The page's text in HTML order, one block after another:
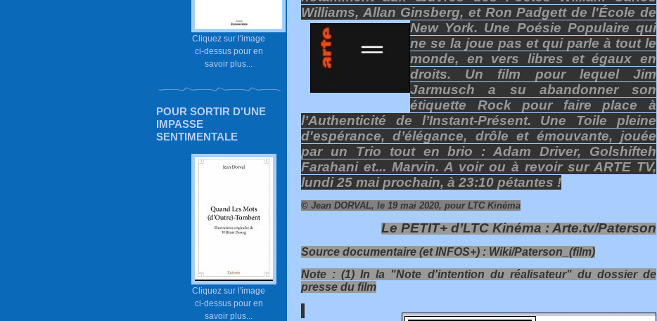
Cliquez sur l'image
ci-dessus pour en
savoir plus...
POUR SORTIR D'UNE
IMPASSE
SENTIMENTALE
Cliquez sur l'image
ci-dessus pour en
savoir plus...
Williams, Allan Ginsberg, et Ron Padgett de l'École de
New York. Une Poésie Populaire qui
ne se la joue pas et qui parle à tout le
monde, en vers libres et égaux en
droits. Un film pour lequel Jim
Jarmusch a su abandonner son
étiquette Rock pour faire place à
l’Authenticité de l’Instant-Présent. Une Toile pleine
d'espérance, d’élégance, drôle et émouvante, jouée
par un Trio tout en brio : Adam Driver, Golshifteh
Farahani et... Marvin. A voir ou à revoir sur ARTE TV,
lundi 25 mai prochain, à 23:10 pétantes !
© Jean DORVAL, le 19 mai 2020, pour LTC Kinéma
Le PETIT+ d’LTC Kinéma :Arte.tv/Paterson
Source documentaire (et INFOS+) : Wiki/Paterson_(film)
Note :(1) In la "Note d'intention du réalisateur" du dossier de
presse du film